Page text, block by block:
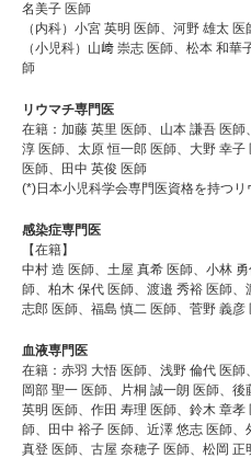
名美子 医師
（内科）小宮 英明 医師、河野 雄太
（小児科）山﨑 崇志 医師、松本 和
師
リウマチ専門医
在籍：加藤 英里 医師、山本 謙吾 医
淳 医師、太原 恒一郎 医師、大野 幸
医師、田中 英俊 医師
(*)日本小児科学会専門医資格を持つリ
感染症専門医
【在籍】
中村 造 医師、土屋 真希 医師、小林
師、柏木 保代 医師、渡邉 秀裕 医師
志郎 医師、福島 慎二 医師、菅野 義
血液専門医
在籍：赤羽 大悟 医師、浅野 倫代 医師
岡部 聖一 医師、片桐 誠一朗 医師、
英明 医師、作田 寿理 医師、鈴木 章
師、田中 裕子 医師、近澤 悠志 医師
真登 医師、古屋 奈穂子 医師、松岡